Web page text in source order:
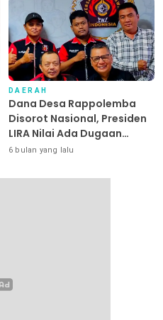
DAERAH
Dana Desa Rappolemba
Disorot Nasional, Presiden
LIRA Nilai Ada Dugaan
Abuse of Power
6 bulan yang lalu